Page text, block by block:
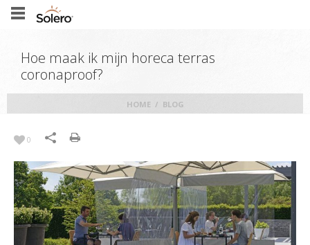
Hoe maak ik mijn horeca terras
coronaproof?
HOME / BLOG
0